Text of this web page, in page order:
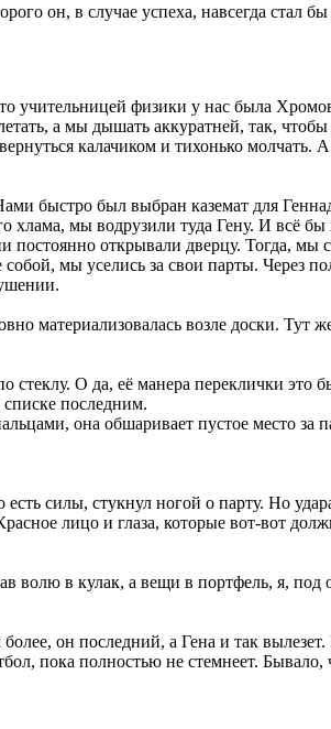
он, в случае успеха, навсегда
учительницей физики у нас была
а мы дышать аккуратней, так,
калачиком и тихонько
быстро был выбран каземат для
мы водрузили туда Гену. И всё
постоянно открывали дверцу. Тогда,
мы уселись за свои парты. Через
материализовалась возле доски. Тут
О да, её манера переклички это
последним.
она обшаривает пустое место за
силы, стукнул ногой о парту. Но
лицо и глаза, которые вот-вот
волю в кулак, а вещи в портфель, я,
он последний, а Гена и так
пока полностью не стемнеет.